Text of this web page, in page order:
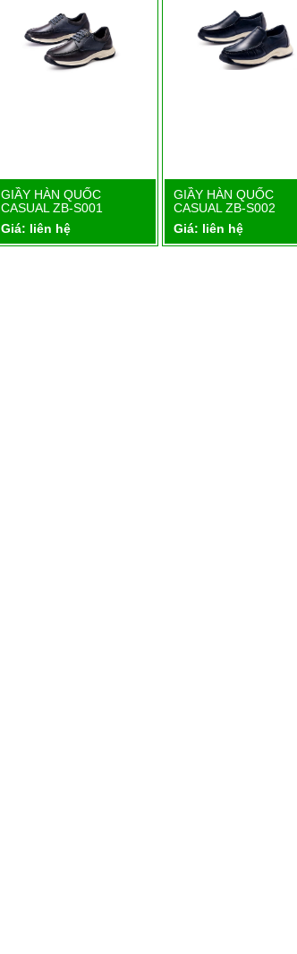
Chi tiết
GIẦY HÀN QUỐC
CASUAL ZB-S001
Giá: liên hệ
Chi tiết
GIẦY HÀN QUỐC
CASUAL ZB-S002
Giá: liên hệ